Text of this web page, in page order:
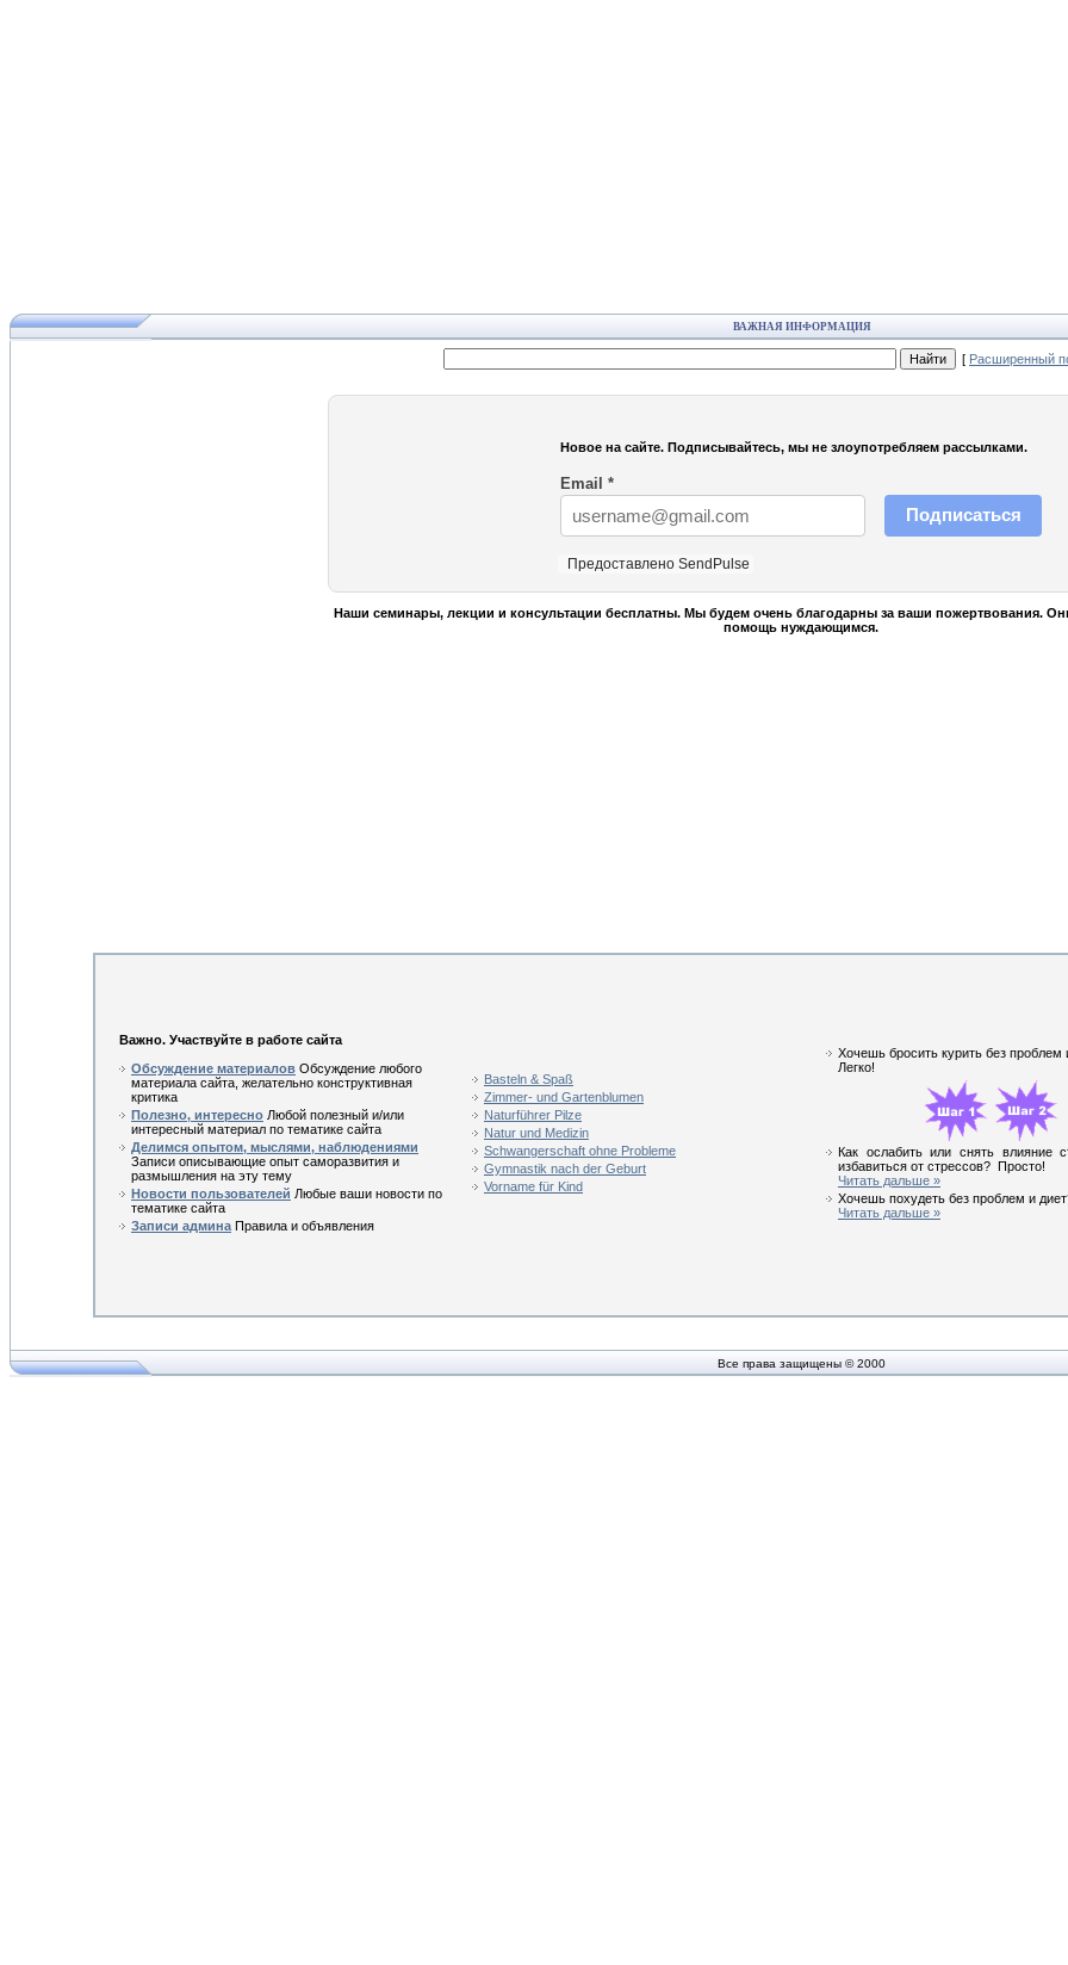
ВАЖНАЯ ИНФОРМАЦИЯ
[ Расширенный
Новое на сайте. Подписывайтесь, мы не злоупотребляем рассылками.
Email *
Подписаться
Предоставлено SendPulse
Наши семинары, лекции и консультации бесплатны. Мы будем очень благодарны за ваши пожертвования.
помощь нуждающимся.
Важно. Участвуйте в работе сайта
Обсуждение материалов Обсуждение любого
материала сайта, желательно конструктивная
критика
Полезно, интересно Любой полезный и/или
интересный материал по тематике сайта
Делимся опытом, мыслями, наблюдениями
Записи описывающие опыт саморазвития и
размышления на эту тему
Новости пользователей Любые ваши новости по
тематике сайта
Записи админа Правила и объявления
Basteln & Spaß
Zimmer- und Gartenblumen
Naturführer Pilze
Natur und Medizin
Schwangerschaft ohne Probleme
Gymnastik nach der Geburt
Vorname für Kind
Хочешь бросить курить без проблем
Легко!
Как ослабить или снять влияние
избавиться от стрессов? Просто!
Читать дальше »
Хочешь похудеть без проблем и
Читать дальше »
Все права защищены © 2000